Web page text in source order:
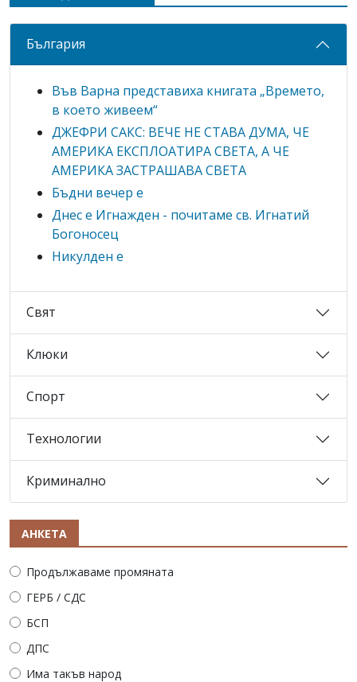
България
Във Варна представиха книгата „Времето,
в което живеем“
ДЖЕФРИ САКС: ВЕЧЕ НЕ СТАВА ДУМА, ЧЕ
АМЕРИКА ЕКСПЛОАТИРА СВЕТА, А ЧЕ
АМЕРИКА ЗАСТРАШАВА СВЕТА
Бъдни вечер е
Днес е Игнажден - почитаме св. Игнатий
Богоносец
Никулден е
Свят
Клюки
Спорт
Технологии
Криминално
АНКЕТА
Продължаваме промяната
ГЕРБ / СДС
БСП
ДПС
Има такъв народ